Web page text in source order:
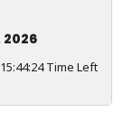
2026
Time Left